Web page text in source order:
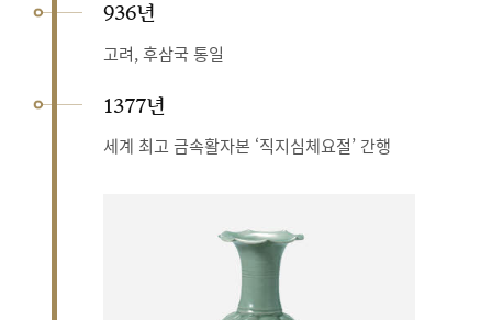
936년
고려, 후삼국 통일
1377년
세계 최고 금속활자본 ‘직지심체요절’ 간행